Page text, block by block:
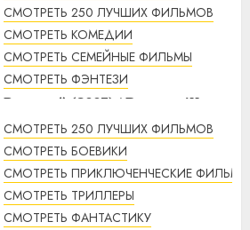
СМОТРЕТЬ 250 ЛУЧШИХ ФИЛЬМОВ
СМОТРЕТЬ КОМЕДИИ
СМОТРЕТЬ СЕМЕЙНЫЕ ФИЛЬМЫ
СМОТРЕТЬ ФЭНТЕЗИ
Рататуй (2007) / Ratatouille
смотреть онлайн
2:32 07.08.2026
СМОТРЕТЬ 250 ЛУЧШИХ ФИЛЬМОВ
СМОТРЕТЬ БОЕВИКИ
СМОТРЕТЬ ПРИКЛЮЧЕНЧЕСКИЕ ФИЛЬМЫ
СМОТРЕТЬ ТРИЛЛЕРЫ
СМОТРЕТЬ ФАНТАСТИКУ